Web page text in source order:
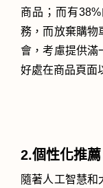
商品；而有
務，而放棄購物
會，考慮提供滿
好處在商品頁面
2.個性化推薦
隨著人工智慧和